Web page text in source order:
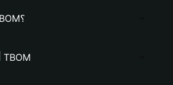
ما هي محفظة TBOM؟
أسباب تميز عملة TBOM